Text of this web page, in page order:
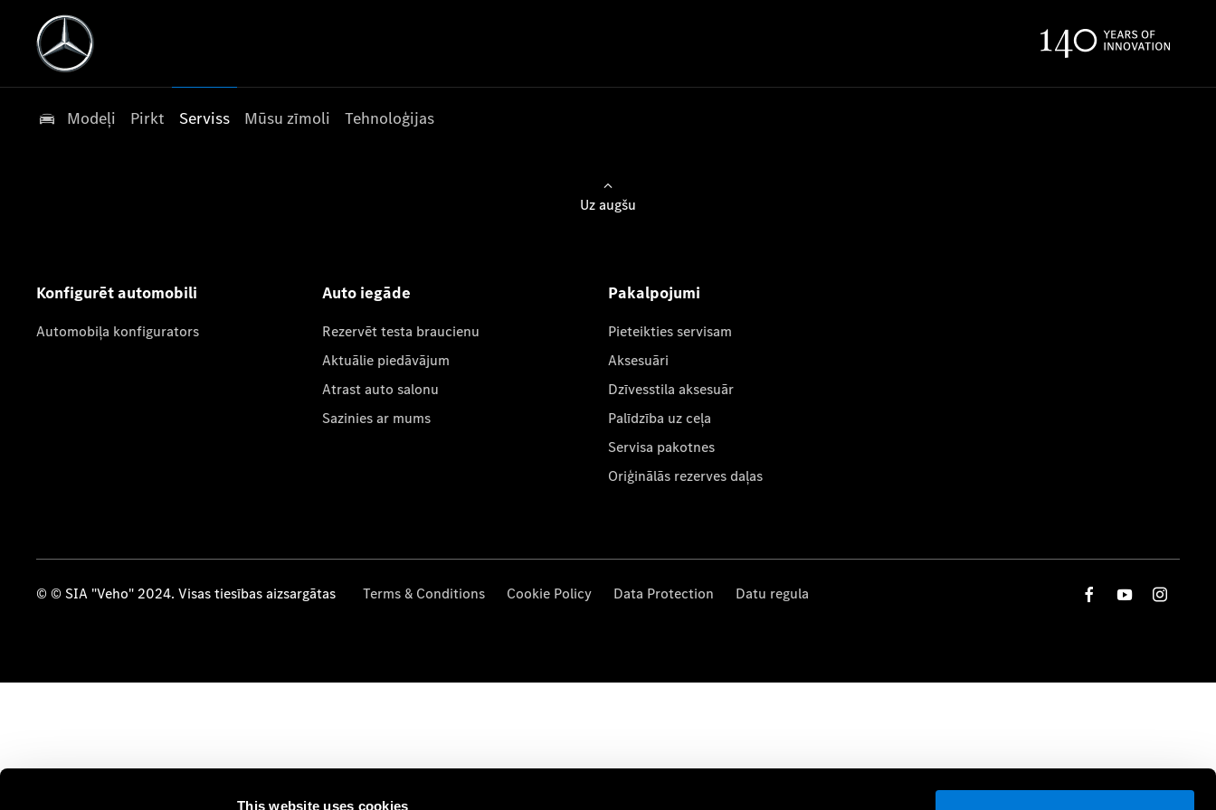
This website uses cookies
Modeļi Pirkt Serviss Mūsu zīmoli Tehnoloģijas
Uz augšu
Konfigurēt automobili
Automobiļa konfigurators
Auto iegāde
Rezervēt testa braucienu
Aktuālie piedāvājum
Atrast auto salonu
Sazinies ar mums
Pakalpojumi
Pieteikties servisam
Aksesuāri
Dzīvesstila aksesuār
Palīdzība uz ceļa
Servisa pakotnes
Oriģinālās rezerves daļas
© © SIA "Veho" 2024. Visas tiesības aizsargātas Terms & Conditions Cookie Policy Data Protection Datu regula